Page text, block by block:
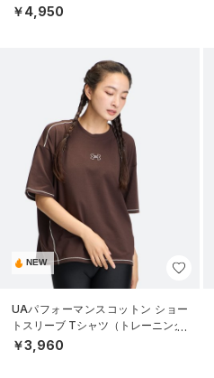
（トレーニング/WOMEN）
￥4,950
NEW
UAパフォーマンスコットン ショー
トスリーブ Tシャツ（トレーニング/
WOMEN）
￥3,960